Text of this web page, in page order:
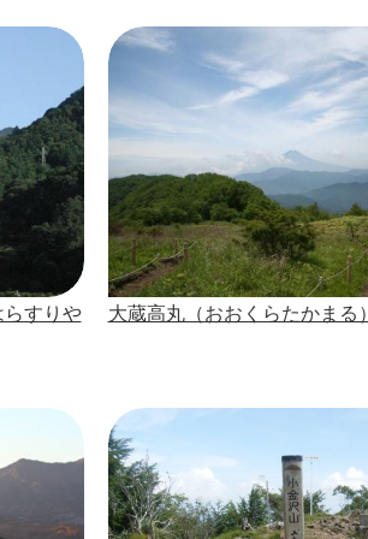
すりや 大蔵高丸（おおくらたかまる）